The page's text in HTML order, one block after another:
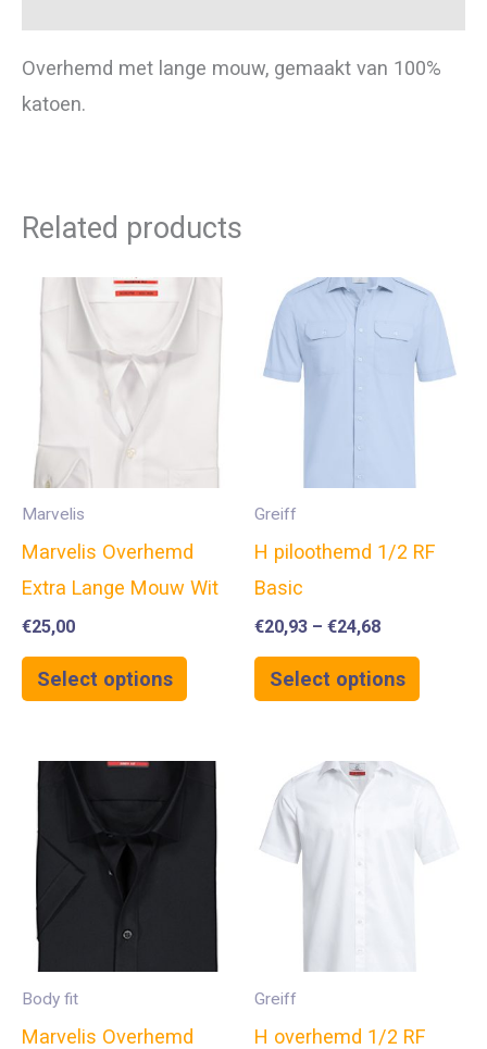
Overhemd met lange mouw, gemaakt van 100%
katoen.
Related products
Marvelis
Marvelis Overhemd
Extra Lange Mouw Wit
€25,00
Select options
Greiff
H piloothemd 1/2 RF
Basic
€20,93 – €24,68
Select options
Body fit
Marvelis Overhemd
Greiff
H overhemd 1/2 RF